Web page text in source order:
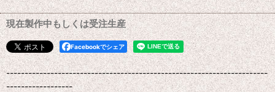
現在製作中もしくは受注生産
Facebookでシェア
-----------------------------------------------------------------------
------------------